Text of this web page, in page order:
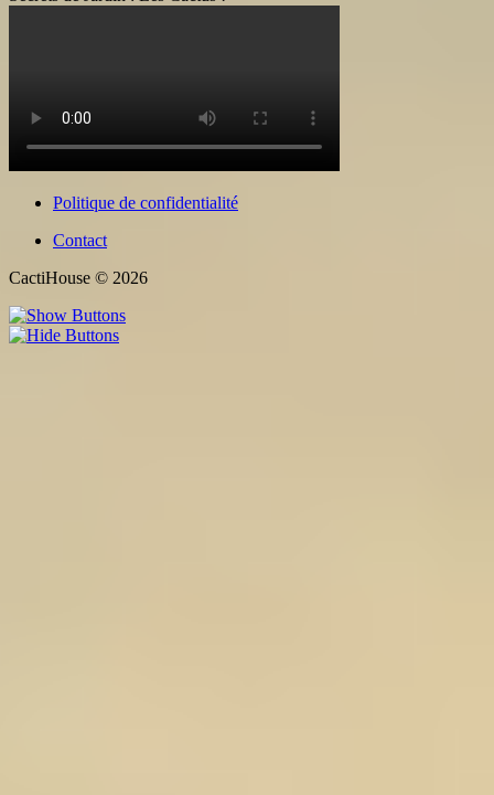
Politique de confidentialité
Contact
CactiHouse © 2026